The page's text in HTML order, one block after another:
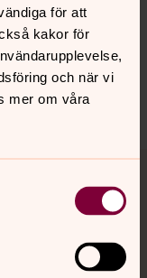
för att
kakor för
och när vi
mer om våra